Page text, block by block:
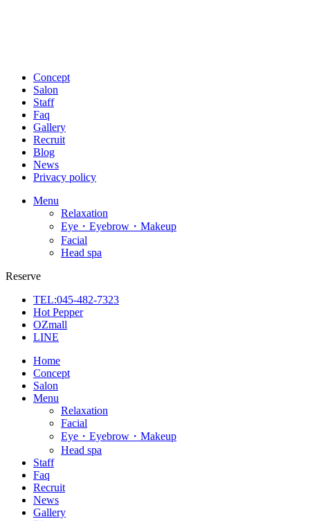
Concept
Salon
Staff
Faq
Gallery
Recruit
Blog
News
Privacy policy
Menu
Relaxation
Eye・Eyebrow・Makeup
Facial
Head spa
Reserve
TEL:045-482-7323
Hot Pepper
OZmall
LINE
Home
Concept
Salon
Menu
Relaxation
Facial
Eye・Eyebrow・Makeup
Head spa
Staff
Faq
Recruit
News
Gallery